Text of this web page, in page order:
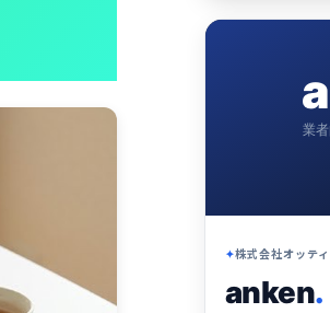
業
株式会社オッテ
anken.